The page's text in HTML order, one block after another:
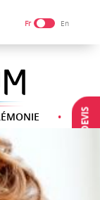
Fr En
DEMANDE DEVIS